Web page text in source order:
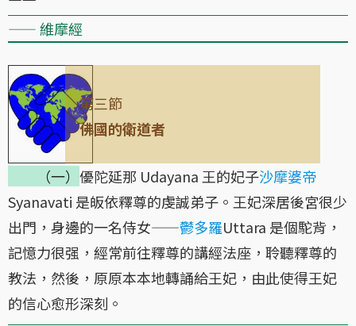
—— 維摩經
第三節
佛國的衛道者
（一） 優陀延那 Udayana 王的妃子沙摩婆帝
Syanavati 是皈依釋尊的虔誠弟子。王妃深居後宮很少
出門，身邊的一名侍女——鬱多羅Uttara 是個駝背，
記憶力很强，經常前往釋尊的講經法座，聆聽釋尊的
教法，然後，原原本本地轉誦給王妃，由此使得王妃
的信心愈形深刻。